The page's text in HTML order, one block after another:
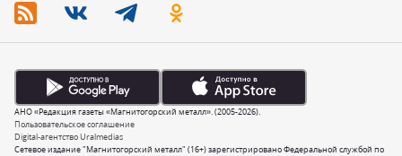
Сетевое издание "Магнитогорский металл" (16+) зарегистрировано Федеральной службой по
Пользовательское соглашение
Digital-агентство Uralmedias
АНО «Редакция газеты «Магнитогорский металл». (2005-2026).